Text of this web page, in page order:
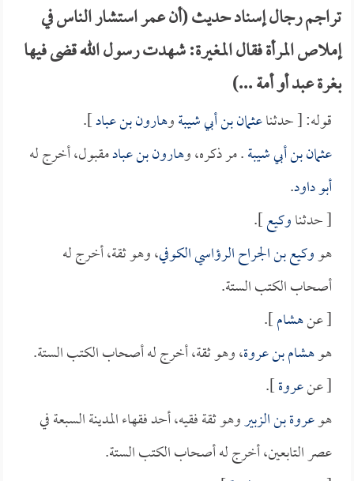
تراجم رجال إسناد حديث (أن عمر استشار الناس في
إملاص المرأة فقال المغيرة: شهدت رسول الله قضى فيها
بغرة عبد أو أمة ...)
قوله: [ حدثناعثمان بن أبي شيبةوهارون بن عباد].
عثمان بن أبي شيبة. مر ذكره، وهارون بن عبادمقبول، أخرج له
أبو داود.
[ حدثناوكيع].
هووكيع بن الجراح الرؤاسي الكوفي، وهو ثقة، أخرج له
أصحاب الكتب الستة.
[ عنهشام].
هوهشام بن عروة، وهو ثقة، أخرج له أصحاب الكتب الستة.
[ عنعروة].
هوعروة بن الزبيروهو ثقة فقيه، أحد فقهاء المدينة السبعة في
عصر التابعين، أخرج له أصحاب الكتب الستة.